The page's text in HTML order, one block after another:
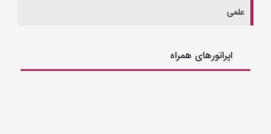
علمی
اپراتورهای همراه